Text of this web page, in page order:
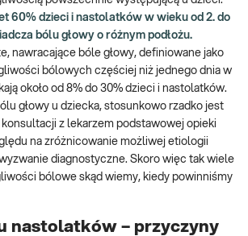
60% dzieci i nastolatków w wieku od 2. do
bólu głowy o różnym podłożu.
nawracające bóle głowy, definiowane jako
bólowych częściej niż jednego dnia w
około od 8% do 30% dzieci i nastolatków.
głowy u dziecka, stosunkowo rzadko jest
z lekarzem podstawowej opieki
na zróżnicowanie możliwej etiologii
diagnostyczne. Skoro więc tak wiele
bólowe skąd wiemy, kiedy powinniśmy
nastolatków – przyczyny